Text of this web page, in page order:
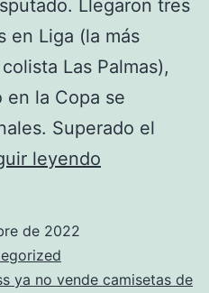
Llegaron tres
en Liga (la más
Las Palmas),
en la Copa se
Superado el
leyendo
milanuncios
de 2022
ya no vende camisetas de